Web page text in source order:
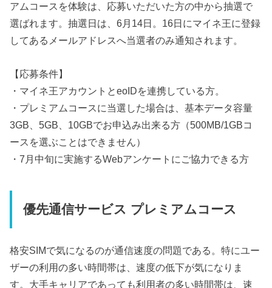
アムコースを体験は、応募いただいた方の中から抽選で
選ばれます。抽選日は、6月14日。16日にマイネ王に登録
してあるメールアドレスへ当選者のみ通知されます。
【応募条件】
・マイネ王アカウントとeoIDを連携している方。
・プレミアムコースに当選した場合は、基本データ容量
3GB、5GB、10GBでお申込み出来る方（500MB/1GBコ
ースを選ぶことはできません）
・7月中旬に実施するWebアンケートにご協力できる方
優先通信サービス プレミアムコース
格安SIMで気になるのが通信速度の問題である。特にユー
ザーの利用の多い時間帯は、速度の低下が気になりま
す。大手キャリアであっても利用者の多い時間帯は、速